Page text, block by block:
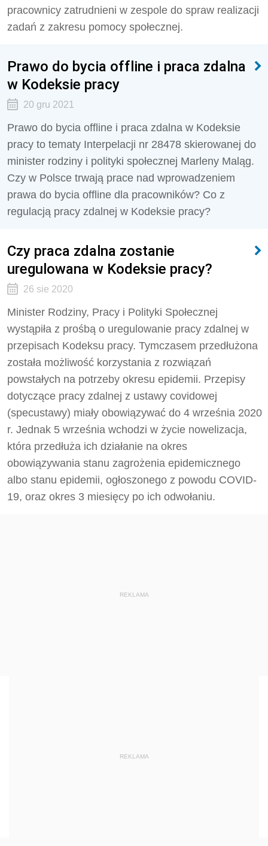
pracownicy zatrudnieni w zespole do spraw realizacji
zadań z zakresu pomocy społecznej.
Prawo do bycia offline i praca zdalna
w Kodeksie pracy
20 gru 2021
Prawo do bycia offline i praca zdalna w Kodeksie
pracy to tematy Interpelacji nr 28478 skierowanej do
minister rodziny i polityki społecznej Marleny Maląg.
Czy w Polsce trwają prace nad wprowadzeniem
prawa do bycia offline dla pracowników? Co z
regulacją pracy zdalnej w Kodeksie pracy?
Czy praca zdalna zostanie
uregulowana w Kodeksie pracy?
26 sie 2020
Minister Rodziny, Pracy i Polityki Społecznej
wystąpiła z prośbą o uregulowanie pracy zdalnej w
przepisach Kodeksu pracy. Tymczasem przedłużona
została możliwość korzystania z rozwiązań
powstałych na potrzeby okresu epidemii. Przepisy
dotyczące pracy zdalnej z ustawy covidowej
(specustawy) miały obowiązywać do 4 września 2020
r. Jednak 5 września wchodzi w życie nowelizacja,
która przedłuża ich działanie na okres
obowiązywania stanu zagrożenia epidemicznego
albo stanu epidemii, ogłoszonego z powodu COVID-
19, oraz okres 3 miesięcy po ich odwołaniu.
REKLAMA
REKLAMA